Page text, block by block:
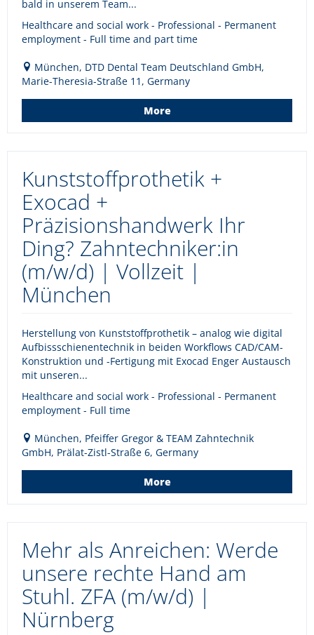
bald in unserem Team...
Healthcare and social work - Professional - Permanent
employment - Full time and part time
München, DTD Dental Team Deutschland GmbH,
Marie-Theresia-Straße 11, Germany
More
Kunststoffprothetik +
Exocad +
Präzisionshandwerk Ihr
Ding? Zahntechniker:in
(m/w/d) | Vollzeit |
München
Herstellung von Kunststoffprothetik – analog wie digital
Aufbissschienentechnik in beiden Workflows CAD/CAM-
Konstruktion und -Fertigung mit Exocad Enger Austausch
mit unseren...
Healthcare and social work - Professional - Permanent
employment - Full time
München, Pfeiffer Gregor & TEAM Zahntechnik
GmbH, Prälat-Zistl-Straße 6, Germany
More
Mehr als Anreichen: Werde
unsere rechte Hand am
Stuhl. ZFA (m/w/d) |
Nürnberg